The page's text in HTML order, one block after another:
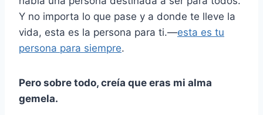
Y no importa lo que pase y a donde te lleve la
vida, esta es la persona para ti.—esta es tu
persona para siempre.
Pero sobre todo, creía que eras mi alma
gemela.